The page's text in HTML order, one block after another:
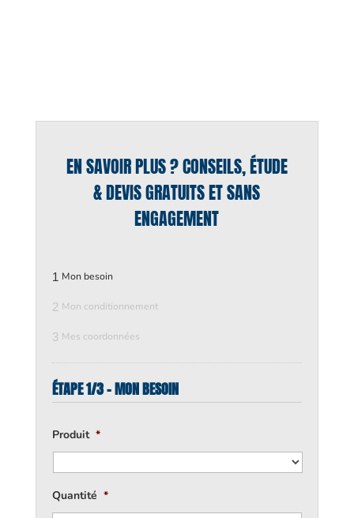
EN SAVOIR PLUS ? CONSEILS, ÉTUDE
& DEVIS GRATUITS ET SANS
ENGAGEMENT
1 Mon besoin
2 Mon conditionnement
3 Mes coordonnées
ÉTAPE 1/3 - MON BESOIN
Produit *
Quantité *